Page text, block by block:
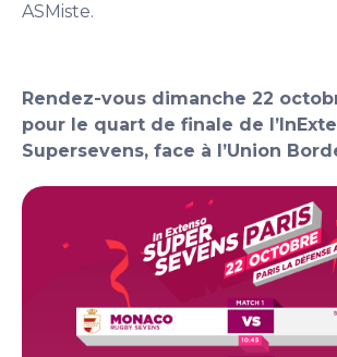
ASMiste.
Rendez-vous dimanche 22
pour le quart de finale de
Supersevens, face à l’Union